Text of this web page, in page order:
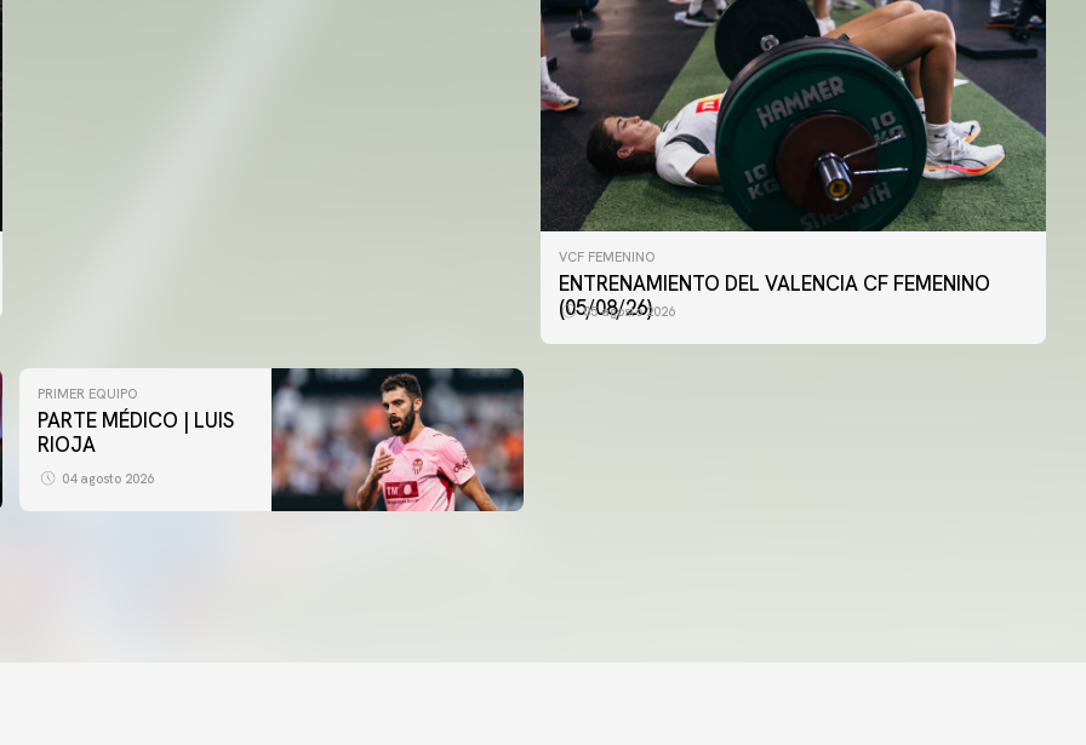
VCF FEMENINO
ENTRENAMIENTO DEL VALENCIA CF FEMENINO
(05/08/26)
05 agosto 2026
PRIMER EQUIPO
PARTE MÉDICO | LUIS
RIOJA
04 agosto 2026
VCF FEMENINO
ENTRENAMIENTO DEL VALENCIA CF FEMENINO
(04/08/26)